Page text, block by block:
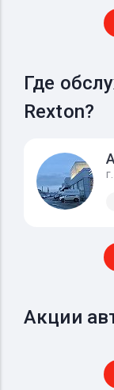
Где
Rexton?
Акции